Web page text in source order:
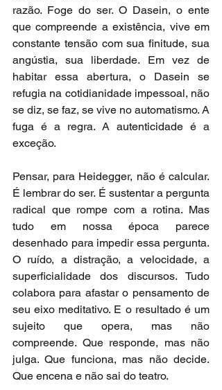
razão. Foge do ser. O Dasein, o ente
que compreende a existência, vive em
constante tensão com sua finitude, sua
angústia, sua liberdade. Em vez de
habitar essa abertura, o Dasein se
refugia na cotidianidade impessoal, não
se diz, se faz, se vive no automatismo. A
fuga é a regra. A autenticidade é a
exceção.
Pensar, para Heidegger, não é calcular.
É lembrar do ser. É sustentar a pergunta
radical que rompe com a rotina. Mas
tudo em nossa época parece
desenhado para impedir essa pergunta.
O ruído, a distração, a velocidade, a
superficialidade dos discursos. Tudo
colabora para afastar o pensamento de
seu eixo meditativo. E o resultado é um
sujeito que opera, mas não
compreende. Que responde, mas não
julga. Que funciona, mas não decide.
Que encena e não sai do teatro.